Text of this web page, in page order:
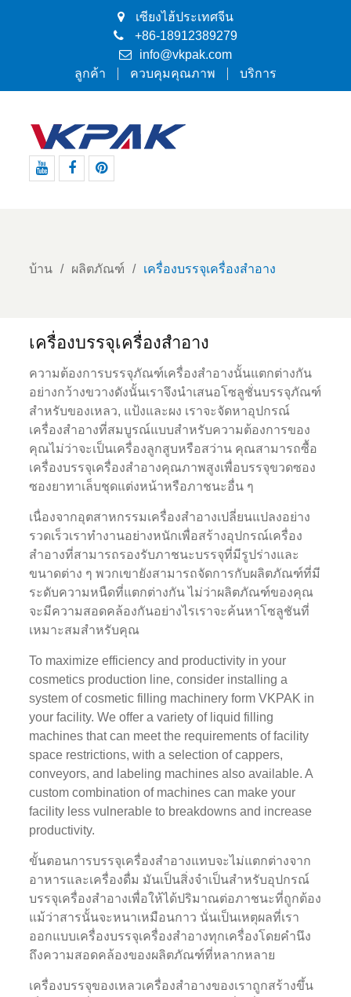
เซียงไฮ้ประเทศจีน
+86-18912389279
info@vkpak.com
ลูกค้า
ควบคุมคุณภาพ บริการ
บ้าน ผลิตภัณฑ์ เครื่องบรรจุเครื่องสำอาง
เครื่องบรรจุเครื่องสำอาง
ความต้องการบรรจุภัณฑ์เครื่องสำอางนั้นแตกต่างกัน
อย่างกว้างขวางดังนั้นเราจึงนำเสนอโซลูชั่นบรรจุภัณฑ์
สำหรับของเหลว, แป้งและผง เราจะจัดหาอุปกรณ์
เครื่องสำอางที่สมบูรณ์แบบสำหรับความต้องการของ
คุณไม่ว่าจะเป็นเครื่องลูกสูบหรือสว่าน คุณสามารถซื้อ
เครื่องบรรจุเครื่องสำอางคุณภาพสูงเพื่อบรรจุขวดซอง
ซองยาทาเล็บชุดแต่งหน้าหรือภาชนะอื่น ๆ
เนื่องจากอุตสาหกรรมเครื่องสำอางเปลี่ยนแปลงอย่าง
รวดเร็วเราทำงานอย่างหนักเพื่อสร้างอุปกรณ์เครื่อง
สำอางที่สามารถรองรับภาชนะบรรจุที่มีรูปร่างและ
ขนาดต่าง ๆ พวกเขายังสามารถจัดการกับผลิตภัณฑ์ที่มี
ระดับความหนืดที่แตกต่างกัน ไม่ว่าผลิตภัณฑ์ของคุณ
จะมีความสอดคล้องกันอย่างไรเราจะค้นหาโซลูชันที่
เหมาะสมสำหรับคุณ
To maximize efficiency and productivity in your
cosmetics production line, consider installing a
system of cosmetic filling machinery form VKPAK in
your facility. We offer a variety of liquid filling
machines that can meet the requirements of facility
space restrictions, with a selection of cappers,
conveyors, and labeling machines also available. A
custom combination of machines can make your
facility less vulnerable to breakdowns and increase
productivity.
ขั้นตอนการบรรจุเครื่องสำอางแทบจะไม่แตกต่างจาก
อาหารและเครื่องดื่ม มันเป็นสิ่งจำเป็นสำหรับอุปกรณ์
บรรจุเครื่องสำอางเพื่อให้ได้ปริมาณต่อภาชนะที่ถูกต้อง
แม้ว่าสารนั้นจะหนาเหมือนกาว นั่นเป็นเหตุผลที่เรา
ออกแบบเครื่องบรรจุเครื่องสำอางทุกเครื่องโดยคำนึง
ถึงความสอดคล้องของผลิตภัณฑ์ที่หลากหลาย
เครื่องบรรจุของเหลวเครื่องสำอางของเราถูกสร้างขึ้น